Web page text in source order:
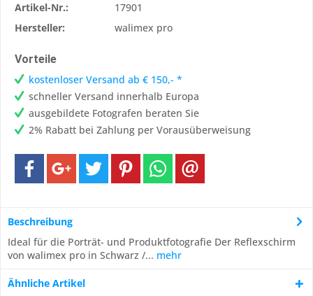
Artikel-Nr.:
17901
Hersteller:
walimex pro
Vorteile
kostenloser Versand ab € 150,- *
schneller Versand innerhalb Europa
ausgebildete Fotografen beraten Sie
2% Rabatt bei Zahlung per Vorausüberweisung
Beschreibung
Ideal für die Porträt- und Produktfotografie Der Reflexschirm
von walimex pro in Schwarz /... mehr
Ähnliche Artikel